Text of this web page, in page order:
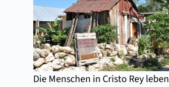
Die Menschen in Cristo Rey leben